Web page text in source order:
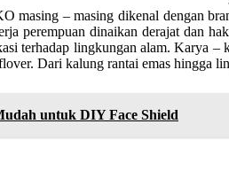
masing – masing dikenal dengan
perempuan dinaikan derajat dan
terhadap lingkungan alam. Karya
Dari kalung rantai emas hingga
untuk DIY Face Shield